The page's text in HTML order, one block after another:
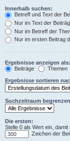
Innerhalb suchen:
Betreff und Text der
Nur im Text der
Nur im Betreff der
Nur im ersten Beitrag
Ergebnisse anzeigen als:
Beiträge
Themen
Ergebnisse sortieren
Suchzeitraum
Die ersten:
Stelle 0 als Wert ein,
Zeichen der